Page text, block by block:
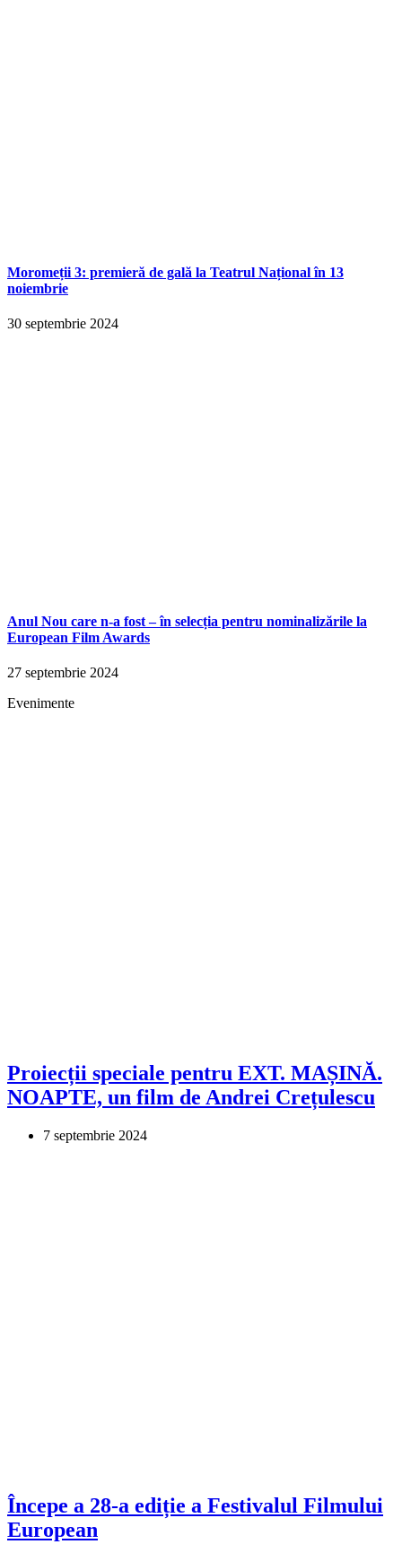
Moromeții 3: premieră de gală la Teatrul Național în 13
noiembrie
30 septembrie 2024
Anul Nou care n-a fost – în selecția pentru nominalizările la
European Film Awards
27 septembrie 2024
Evenimente
Proiecții speciale pentru EXT. MAȘINĂ.
NOAPTE, un film de Andrei Crețulescu
7 septembrie 2024
Începe a 28-a ediție a Festivalul Filmului
European